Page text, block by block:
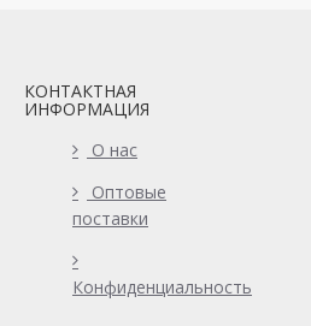
КОНТАКТНАЯ
ИНФОРМАЦИЯ
О нас
Оптовые
поставки
Конфиденциальность